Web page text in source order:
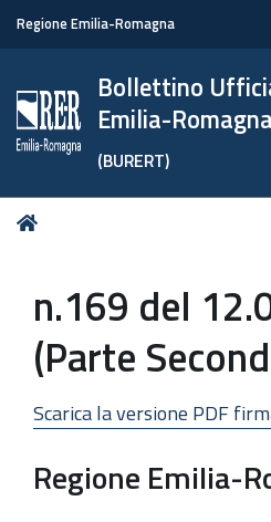
Regione Emilia-Romagna
Bollettino
Emilia-Romagna
(BURERT)
Tu
n.169 del
(Parte
Scarica la versione PDF
Regione Emilia-